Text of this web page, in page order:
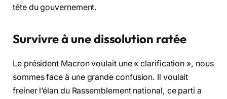
tête du gouvernement.
Survivre à une dissolution ratée
Le président Macron voulait une « clarification », nous
sommes face à une grande confusion. Il voulait
freiner l’élan du Rassemblement national, ce parti a